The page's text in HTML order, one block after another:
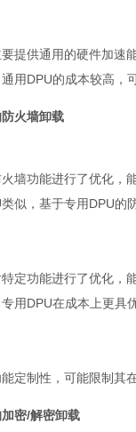
要提供通用的硬件加
通用DPU的成本较高，
防火墙卸载
墙功能进行了优化，
类似，基于专用DPU
特定功能进行了优化
专用DPU在成本上更
能定制性，可能限制其
加密/解密卸载